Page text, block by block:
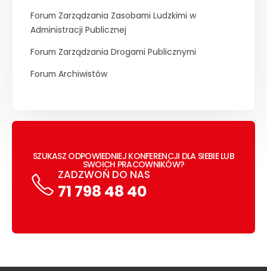
Forum Zarządzania Zasobami Ludzkimi w
Administracji Publicznej
Forum Zarządzania Drogami Publicznymi
Forum Archiwistów
SZUKASZ ODPOWIEDNIEJ KONFERENCJI DLA SIEBIE LUB
SWOICH PRACOWNIKÓW?
ZADZWOŃ DO NAS
71 798 48 40